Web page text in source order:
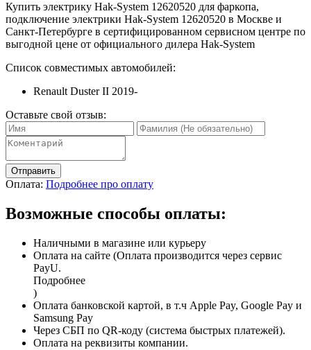
Купить электрику Hak-System 12620520 для фаркопа,
подключение электрики Hak-System 12620520 в Москве и
Санкт-Петербурге в сертифицированном сервисном центре по
выгодной цене от официального дилера Hak-System
Список совместимых автомобилей:
Renault Duster II 2019-
Оставьте свой отзыв:
Отправить
Оплата: Подробнее про оплату
Возможные способы оплаты:
Наличными в магазине или курьеру
Оплата на сайте (Оплата производится через сервис
PayU.
Подробнее
)
Оплата банковской картой, в т.ч Apple Pay, Google Pay и
Samsung Pay
Через СБП по QR-коду (система быстрых платежей).
Оплата на реквизиты компании.